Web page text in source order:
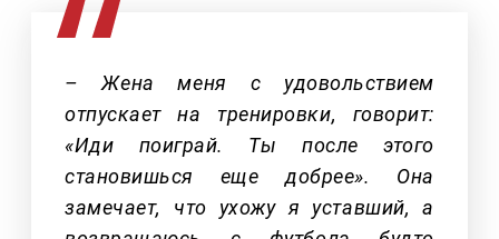
– Жена меня с удовольствием
отпускает на тренировки, говорит:
«Иди поиграй. Ты после этого
становишься еще добрее». Она
замечает, что ухожу я уставший, а